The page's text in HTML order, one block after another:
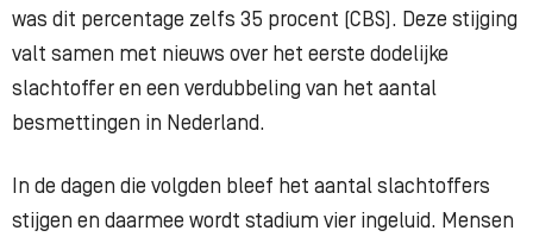
was dit percentage zelfs 35 procent (CBS). Deze stijging
valt samen met nieuws over het eerste dodelijke
slachtoffer en een verdubbeling van het aantal
besmettingen in Nederland.
In de dagen die volgden bleef het aantal slachtoffers
stijgen en daarmee wordt stadium vier ingeluid. Mensen